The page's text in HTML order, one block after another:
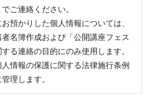
ご連絡ください。
預かりした個人情報については、
名簿作成および「公開講座フェス
る連絡の目的にのみ使用します。
人情報の保護に関する法律施行条例
理します。